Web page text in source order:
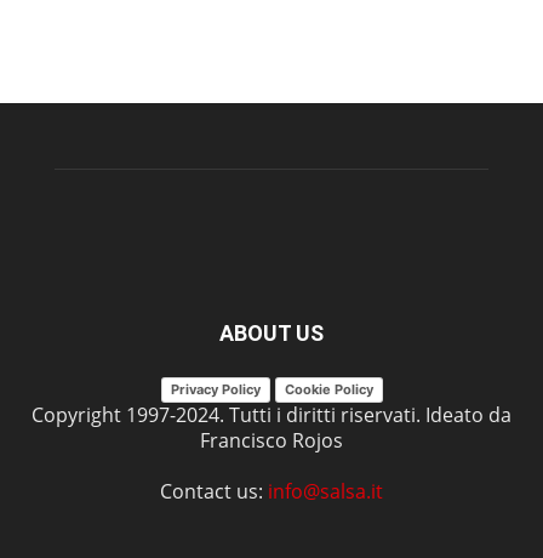
ABOUT US
Privacy Policy Cookie Policy
Copyright 1997-2024. Tutti i diritti riservati. Ideato da
Francisco Rojos
Contact us: info@salsa.it